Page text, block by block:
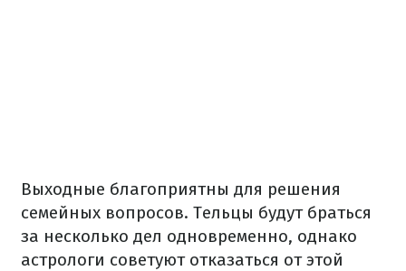
Выходные благоприятны для решения
семейных вопросов. Тельцы будут браться
за несколько дел одновременно, однако
астрологи советуют отказаться от этой